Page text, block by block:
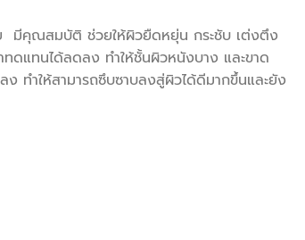
ย มีคุณสมบัติ ช่วยให้ผิวยืดหยุ่น กระชับ เต่งตึง
ดแทนได้ลดลง ทำให้ชั้นผิวหนังบาง และขาด
ทำให้สามารถซึบซาบลงสู่ผิวได้ดีมากขึ้นและยัง